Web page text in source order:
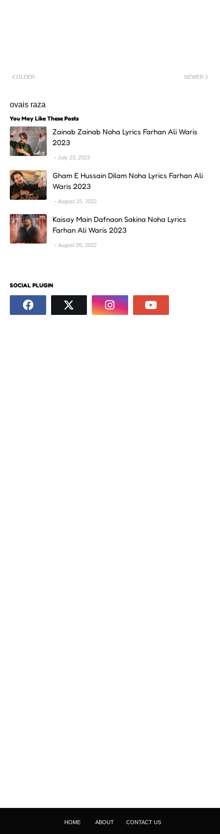
NEWER
OLDER
ovais raza
You May Like These Posts
Zainab Zainab Noha Lyrics Farhan Ali Waris
2023
July 23, 2023
Gham E Hussain Dilam Noha Lyrics Farhan Ali
Waris 2023
August 15, 2022
Kaisay Main Dafnaon Sakina Noha Lyrics
Farhan Ali Waris 2023
August 05, 2022
SOCIAL PLUGIN
HOME ABOUT CONTACT US